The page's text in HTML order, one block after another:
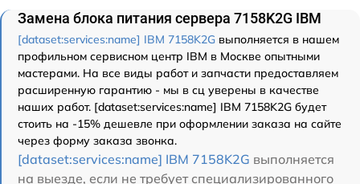
Замена блока питания сервера 7158K2G IBM
[dataset:services:name] IBM 7158K2G выполняется в нашем
профильном сервисном центр IBM в Москве опытными
мастерами. На все виды работ и запчасти предоставляем
расширенную гарантию - мы в сц уверены в качестве
наших работ. [dataset:services:name] IBM 7158K2G будет
стоить на -15% дешевле при оформлении заказа на сайте
через форму заказа звонка.
[dataset:services:name] IBM 7158K2G выполняется
на выезде, если не требует специализированного